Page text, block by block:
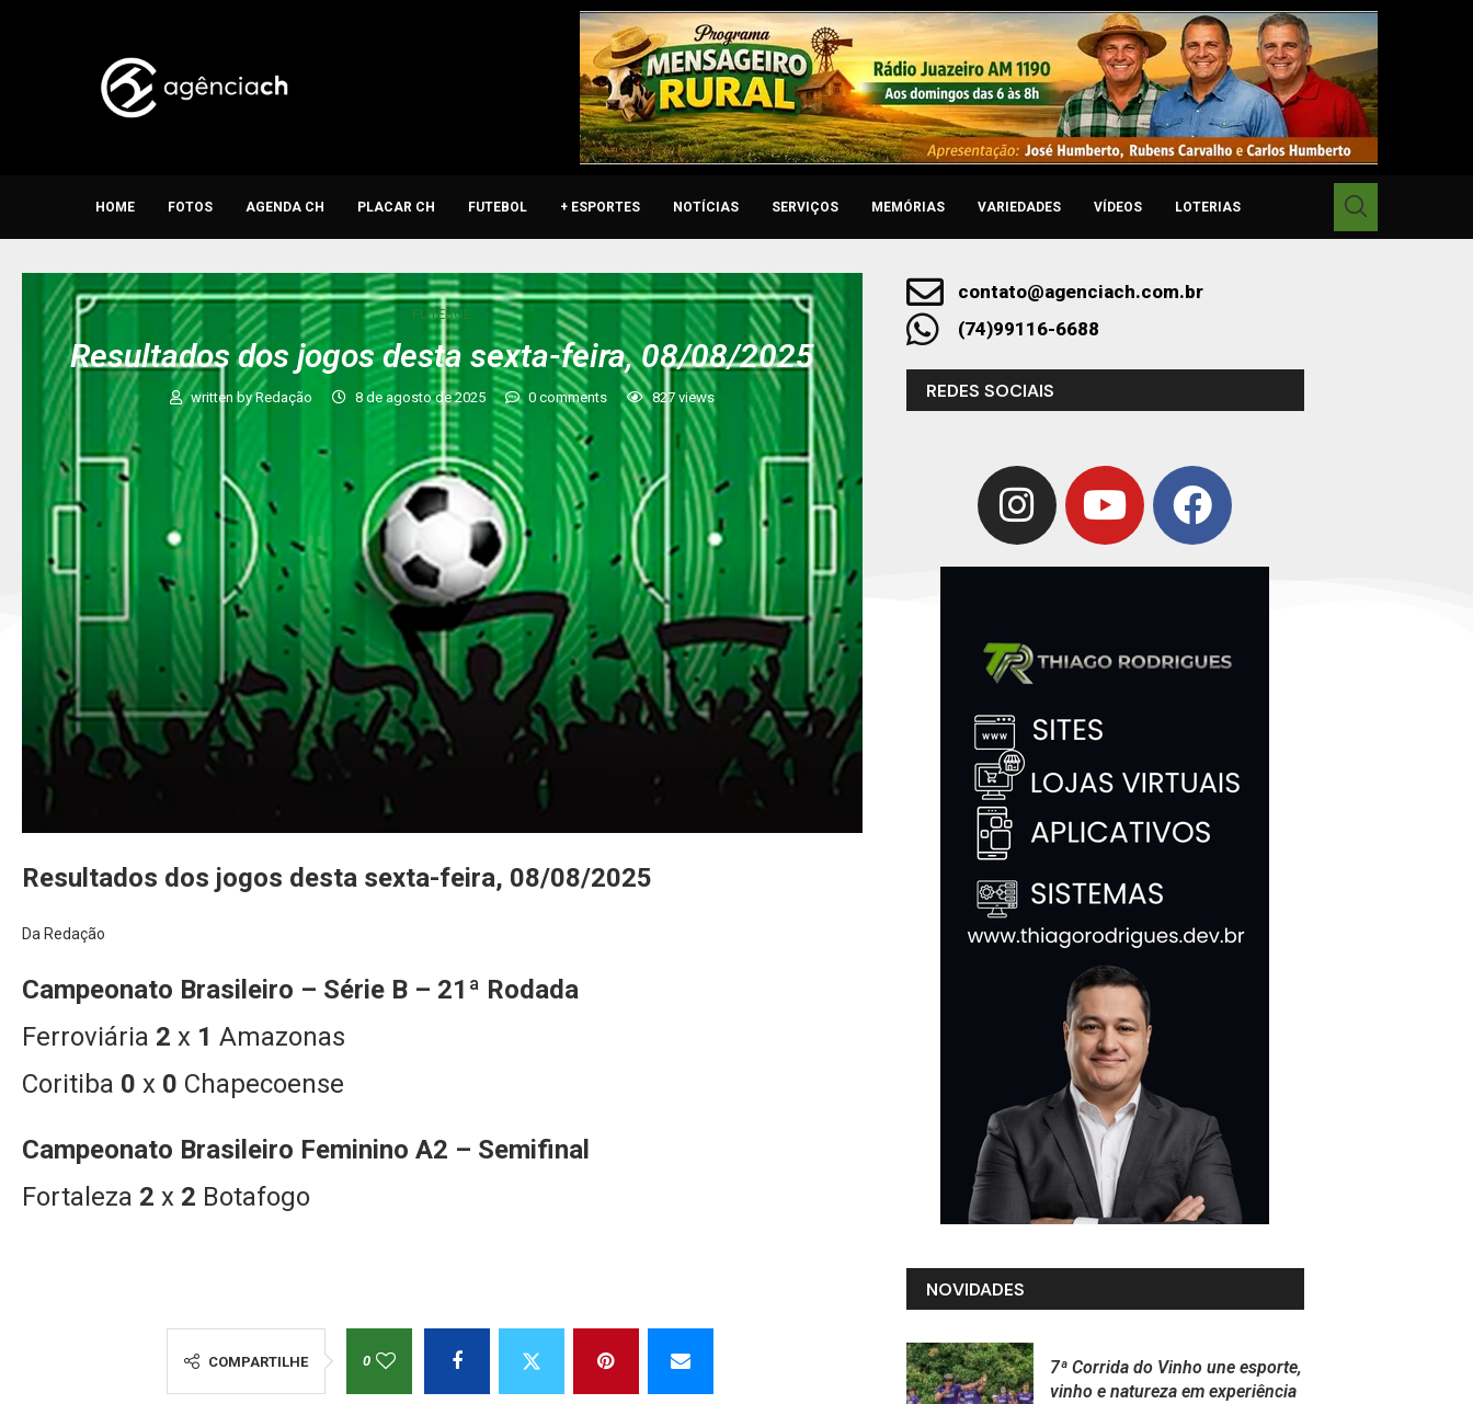
HOME FOTOS AGENDA CH PLACAR CH FUTEBOL + ESPORTES NOTÍCIAS SERVIÇOS MEMÓRIAS VARIEDADES VÍDEOS LOTERIAS
FUTEBOL
Resultados dos jogos desta sexta-feira, 08/08/2025
written byRedação 8 de agosto de 2025 0 comments 827views
Resultados dos jogos desta sexta-feira, 08/08/2025
Da Redação
Campeonato Brasileiro – Série B – 21ª Rodada
Ferroviária 2 x 1 Amazonas
Coritiba 0 x 0 Chapecoense
Campeonato Brasileiro Feminino A2 – Semifinal
Fortaleza 2 x 2 Botafogo
COMPARTILHE 0
contato@agenciach.com.br
(74)99116-6688
REDES SOCIAIS
NOVIDADES
7ª Corrida do Vinho une esporte,
vinho e natureza em experiência